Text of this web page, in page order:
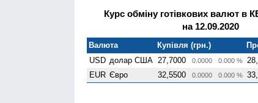
Курс обміну готівкових валют в
на 12.09.2020
Валюта Купівля (грн.)
USD долар США 27,7000 0.0000 0.000 %
EUR Євро 32,5500 0.0000 0.000 %